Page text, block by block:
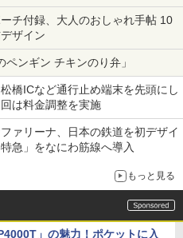
チ付録、大人のおしゃれ手帖 10
ザイン
ペンギン チキンのり弁」
橋ICなど通行止め端末を先頭にし
は料金調整を実施
ァリーナ、日本の鉄道を初デザイ
急」をなにわ筋線へ導入
もっと見る
」の魅力！ポケットに入